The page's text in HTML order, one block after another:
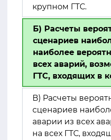
крупном ГТС.
Б) Расчеты
сценариев
наиболее
всех аварий,
ГТС, входящих в
В) Расчеты
сценариев
аварии из всех
на всех ГТС,